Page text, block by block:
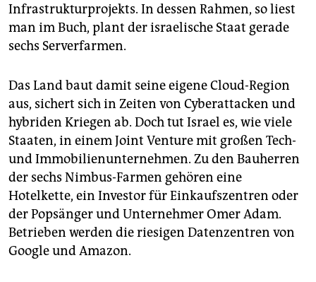
Infrastrukturprojekts. In dessen Rahmen, so liest
man im Buch, plant der israelische Staat gerade
sechs Serverfarmen.
Das Land baut damit seine eigene Cloud-Region
aus, sichert sich in Zeiten von Cyberattacken und
hybriden Kriegen ab. Doch tut Israel es, wie viele
Staaten, in einem Joint Venture mit großen Tech-
und Immobilienunternehmen. Zu den Bauherren
der sechs Nimbus-Farmen gehören eine
Hotelkette, ein Investor für Einkaufszentren oder
der Popsänger und Unternehmer Omer Adam.
Betrieben werden die riesigen Datenzentren von
Google und Amazon.